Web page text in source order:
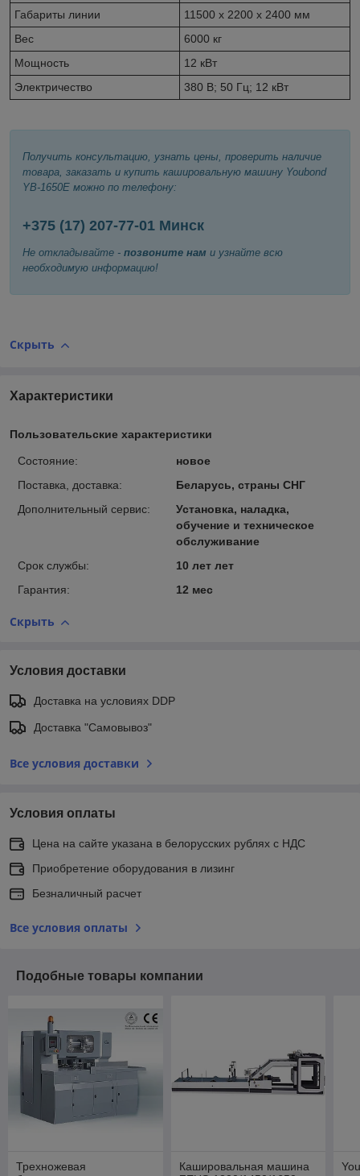
Габариты линии
11500 х 2200 х 2400 мм
Вес
6000 кг
Мощность
12 кВт
Электричество
380 В; 50 Гц; 12 кВт
Получить консультацию, узнать цены, проверить наличие
товара, заказать и купить кашировальную машину Youbond
YB-1650E можно по телефону:
+375 (17) 207-77-01 Минск
Не откладывайте - позвоните нам и узнайте всю
необходимую информацию!
Скрыть
Характеристики
Пользовательские характеристики
Состояние:
новое
Поставка, доставка:
Беларусь, страны СНГ
Дополнительный сервис:
Установка, наладка,
обучение и техническое
обслуживание
Срок службы:
10 лет лет
Гарантия:
12 мес
Скрыть
Условия доставки
Доставка на условиях DDP
Доставка "Самовывоз"
Все условия доставки
Условия оплаты
Цена на сайте указана в белорусских рублях с НДС
Приобретение оборудования в лизинг
Безналичный расчет
Все условия оплаты
Подобные товары компании
Трехножевая
Кашировальная машина